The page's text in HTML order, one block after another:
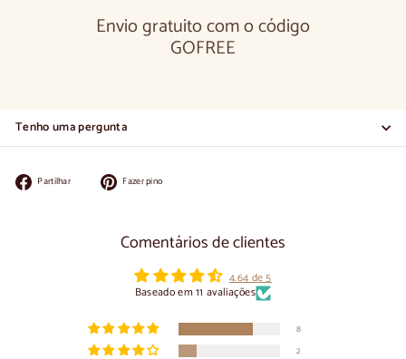
Envio gratuito com o código
GOFREE
Tenho uma pergunta
Partilhar PartilharFazer pino
Comentários de clientes
4.64 de 5
Baseado em 11 avaliações
8
2